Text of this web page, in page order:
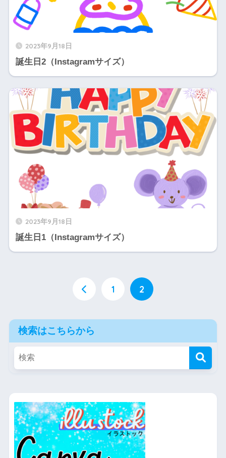
2023年9月18日
誕生日2（Instagramサイズ）
2023年9月18日
誕生日1（Instagramサイズ）
1 2
検索はこちらから